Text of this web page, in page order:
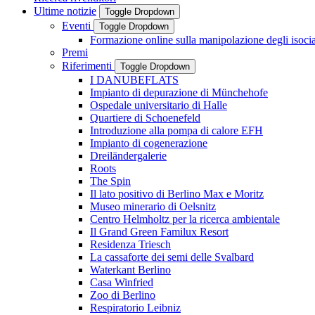
Ultime notizie
Toggle Dropdown
Eventi Toggle Dropdown
Formazione online sulla manipolazione degli
Premi
Riferimenti
Toggle Dropdown
I DANUBEFLATS
Impianto di depurazione di Münchehofe
Ospedale universitario di Halle
Quartiere di Schoenefeld
Introduzione alla pompa di calore EFH
Impianto di cogenerazione
Dreiländergalerie
Roots
The Spin
Il lato positivo di Berlino Max e Moritz
Museo minerario di Oelsnitz
Centro Helmholtz per la ricerca ambientale
Il Grand Green Familux Resort
Residenza Triesch
La cassaforte dei semi delle Svalbard
Waterkant Berlino
Casa Winfried
Zoo di Berlino
Respiratorio Leibniz